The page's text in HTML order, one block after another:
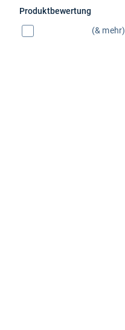
Produktbewertung
(& mehr)